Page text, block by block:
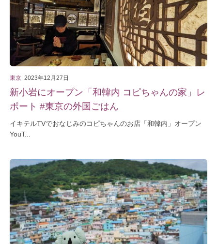
東京 2023年12月27日
新小岩にオープン「和韓内 コピちゃんの家」レ
ポート #東京の外国ごはん
イキテルTVでおなじみのコピちゃんのお店「和韓内」オープン
YouT...